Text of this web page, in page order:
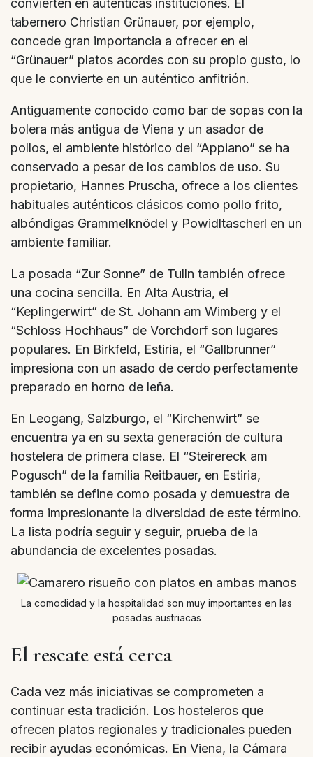
tabernero Christian Grünauer, por ejemplo,
concede gran importancia a ofrecer en el
“Grünauer” platos acordes con su propio gusto, lo
que le convierte en un auténtico anfitrión.
Antiguamente conocido como bar de sopas con la
bolera más antigua de Viena y un asador de
pollos, el ambiente histórico del “Appiano” se ha
conservado a pesar de los cambios de uso. Su
propietario, Hannes Pruscha, ofrece a los clientes
habituales auténticos clásicos como pollo frito,
albóndigas Grammelknödel y Powidltascherl en un
ambiente familiar.
La posada “Zur Sonne” de Tulln también ofrece
una cocina sencilla. En Alta Austria, el
“Keplingerwirt” de St. Johann am Wimberg y el
“Schloss Hochhaus” de Vorchdorf son lugares
populares. En Birkfeld, Estiria, el “Gallbrunner”
impresiona con un asado de cerdo perfectamente
preparado en horno de leña.
En Leogang, Salzburgo, el “Kirchenwirt” se
encuentra ya en su sexta generación de cultura
hostelera de primera clase. El “Steirereck am
Pogusch” de la familia Reitbauer, en Estiria,
también se define como posada y demuestra de
forma impresionante la diversidad de este término.
La lista podría seguir y seguir, prueba de la
abundancia de excelentes posadas.
La comodidad y la hospitalidad son muy importantes en las
posadas austriacas
El rescate está cerca
Cada vez más iniciativas se comprometen a
continuar esta tradición. Los hosteleros que
ofrecen platos regionales y tradicionales pueden
recibir ayudas económicas. En Viena, la Cámara